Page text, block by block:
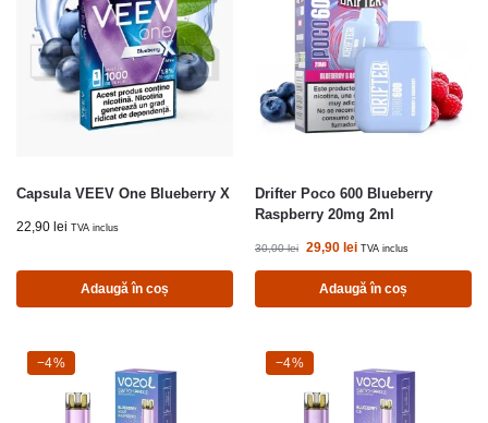
Capsula VEEV One Blueberry X
22,90 lei TVA inclus
Adaugă în coș
Drifter Poco 600 Blueberry
Raspberry 20mg 2ml
30,00lei 29,90 lei TVA inclus
Adaugă în coș
-4%
−4% -4%
−4%